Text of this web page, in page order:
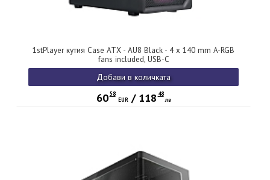
1stPlayer кутия Case ATX - AU8 Black - 4 x 140 mm A-RGB
fans included, USB-C
Добави в количката
60 58
EUR/ 118 48
лв